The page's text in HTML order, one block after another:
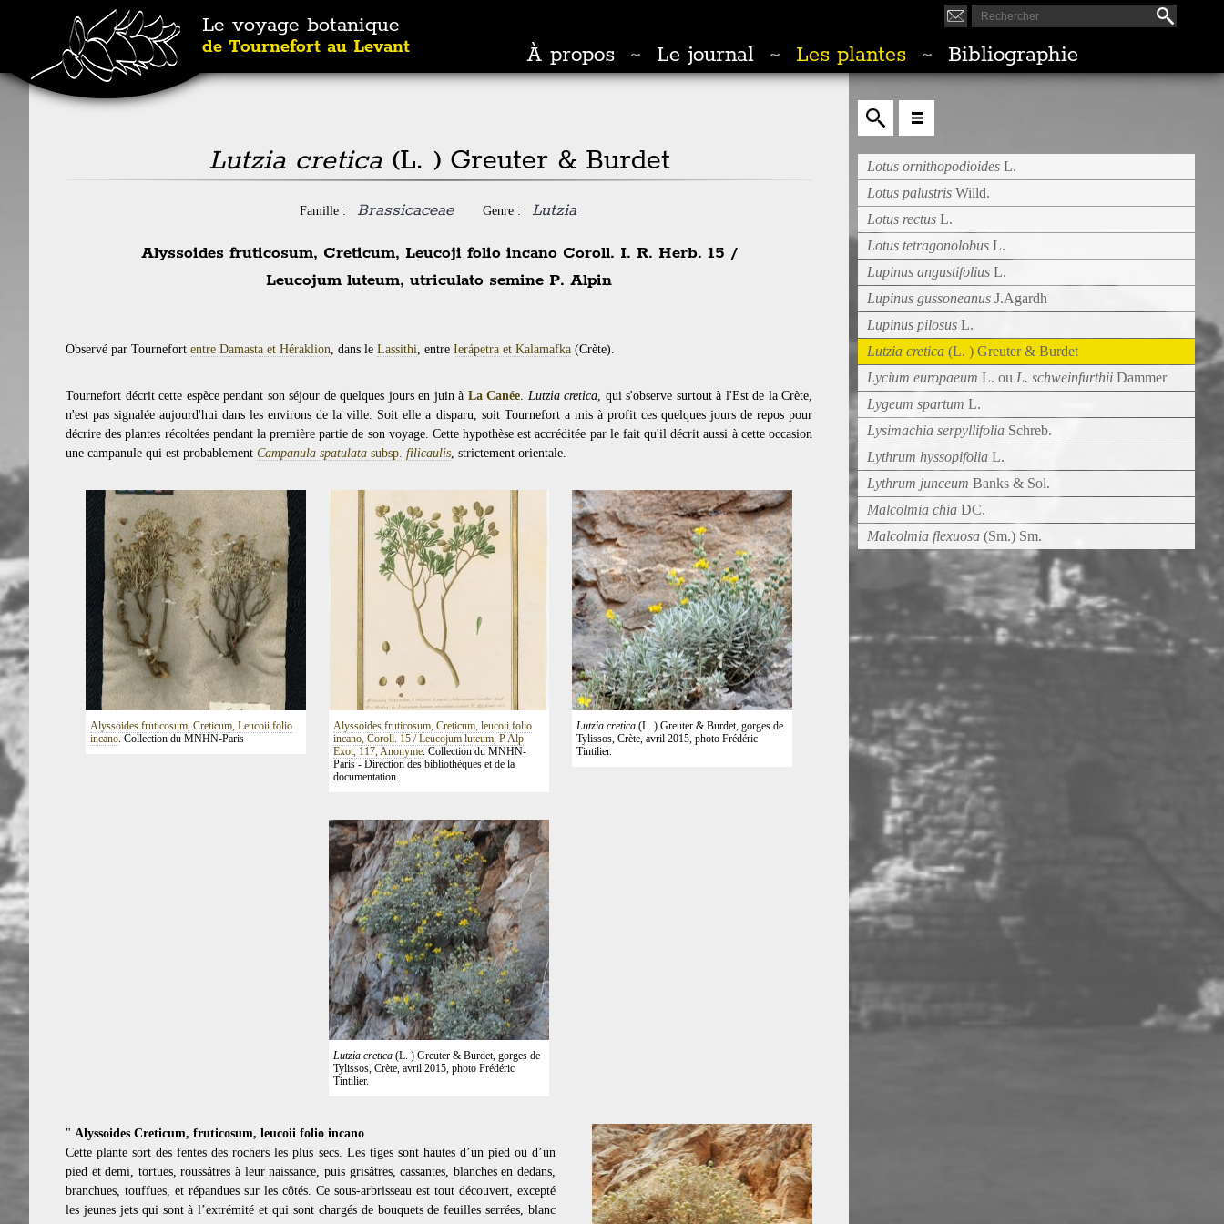
Le voyage botanique
de Tournefort au Levant À propos ~ Le journal ~ Les plantes ~ Bibliographie
Lotus ornithopodioides L.
Lotus palustris Willd.
Lotus rectus L.
Lotus tetragonolobus L.
Lupinus angustifolius L.
Lupinus gussoneanus J.Agardh
Lupinus pilosus L.
Lutzia cretica (L. ) Greuter & Burdet
Lycium europaeum L. ou L. schweinfurthii Dammer
Lygeum spartum L.
Lysimachia serpyllifolia Schreb.
Lythrum hyssopifolia L.
Lythrum junceum Banks & Sol.
Malcolmia chia DC.
Malcolmia flexuosa (Sm.) Sm.
Lutzia cretica(L. ) Greuter & Burdet
Famille : Brassicaceae Genre : Lutzia
Alyssoides fruticosum, Creticum, Leucoji folio incano Coroll. I. R. Herb. 15 /
Leucojum luteum, utriculato semine P. Alpin
Observé par Tournefort entre Damasta et Héraklion, dans le Lassithi, entre Ierápetra et Kalamafka (Crète).
Tournefort décrit cette espèce pendant son séjour de quelques jours en juin à La Canée. Lutzia cretica, qui s'observe surtout à l'Est de la Crète,
n'est pas signalée aujourd'hui dans les environs de la ville. Soit elle a disparu, soit Tournefort a mis à profit ces quelques jours de repos pour
décrire des plantes récoltées pendant la première partie de son voyage. Cette hypothèse est accréditée par le fait qu'il décrit aussi à cette occasion
une campanule qui est probablement Campanula spatulata subsp. filicaulis, strictement orientale.
Alyssoides fruticosum, Creticum, Leucoii folio
incano. Collection du MNHN-Paris
Alyssoides fruticosum, Creticum, leucoii folio
incano, Coroll. 15 / Leucojum luteum, P Alp
Exot, 117, Anonyme. Collection du MNHN-
Paris - Direction des bibliothèques et de la
documentation.
Lutzia cretica(L. ) Greuter & Burdet, gorges de
Tylissos, Crète, avril 2015, photo Frédéric
Tintilier.
Lutzia cretica (L. ) Greuter & Burdet, gorges de
Tylissos, Crète, avril 2015, photo Frédéric
Tintilier.
" Alyssoides Creticum, fruticosum, leucoii folio incano
Cette plante sort des fentes des rochers les plus secs. Les tiges sont hautes d’un pied ou d’un
pied et demi, tortues, roussâtres à leur naissance, puis grisâtres, cassantes, blanches en dedans,
branchues, touffues, et répandues sur les côtés. Ce sous-arbrisseau est tout découvert, excepté
les jeunes jets qui sont à l’extrémité et qui sont chargés de bouquets de feuilles serrées, blanc